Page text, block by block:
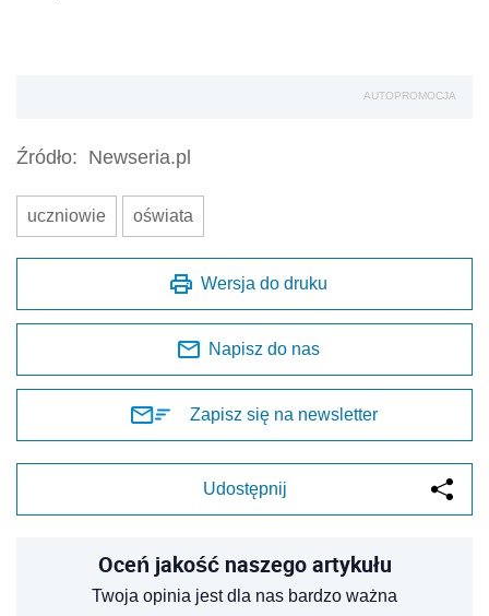
AUTOPROMOCJA
Źródło: Newseria.pl
uczniowie oświata
Wersja do druku
Napisz do nas
Zapisz się na newsletter
Udostępnij
Oceń jakość naszego artykułu
Twoja opinia jest dla nas bardzo ważna